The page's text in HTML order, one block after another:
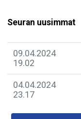
Seuran uusimmat
09.04.2024
19.02
04.04.2024
23.17